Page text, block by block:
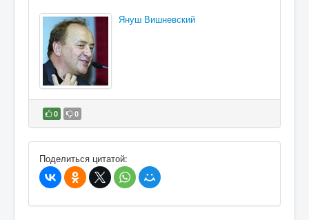
Януш Вишневский
0 0
В избранное
Поделиться цитатой: